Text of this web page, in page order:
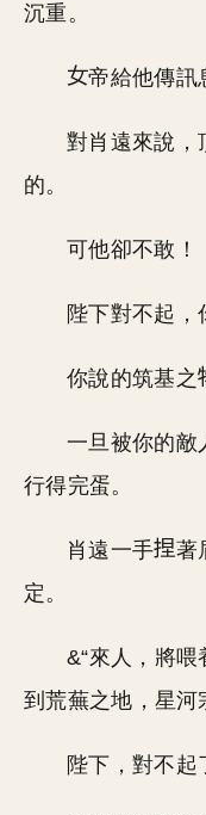
沉重。
帝給他傳訊
對肖遠來說，
的。
可他卻不敢！
陛下對不起，
你說的筑基之
一旦被你的敵
行得完蛋。
肖遠一手
著
定。
&“來人，將
到荒蕪之地，星河
陛下，對不起